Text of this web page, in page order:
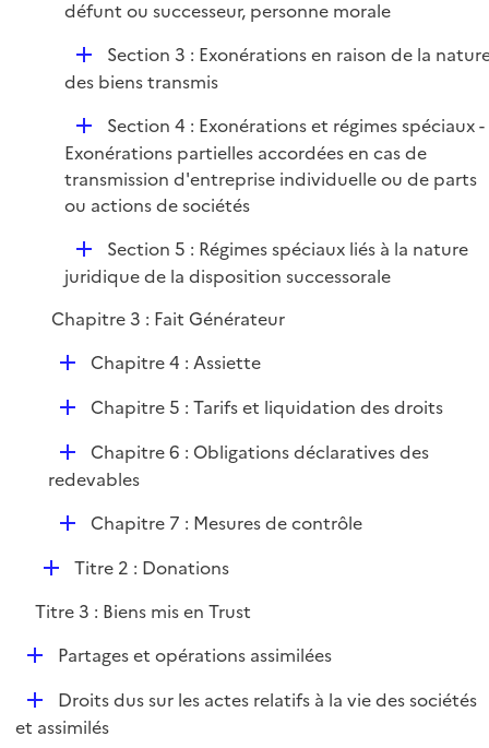
défunt ou successeur, personne morale
D
é
i
e
r
Section 3 : Exonérations en raison de la
des biens transmis
D
é
p
l
r
Section 4 : Exonérations et régimes spéciaux -
Exonérations partielles accordées en cas de
transmission d'entreprise individuelle ou de parts
ou actions de sociétés
D
é
l
i
r
Section 5 : Régimes spéciaux liés à la nature
juridique de la disposition successorale
Chapitre 3 : Fait Générateur
D
e
Chapitre 4 : Assiette
D
l
r
Chapitre 5 : Tarifs et liquidation des droits
D
é
i
e
r
Chapitre 6 : Obligations déclaratives des
redevables
D
p
l
i
e
Chapitre 7 : Mesures de contrôle
D
p
l
e
r
Titre 2 : Donations
Titre 3 : Biens mis en Trust
D
l
Partages et opérations assimilées
D
é
Droits dus sur les actes relatifs à la vie des sociétés
et assimilés